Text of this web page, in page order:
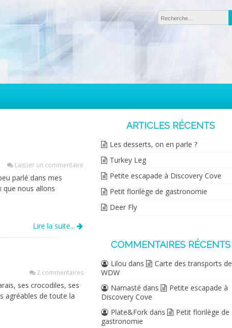
Laisser un commentaire
parlé dans mes
que nous allons
Lire la suite...
2 commentaires
ses crocodiles, ses
agréables de toute la
ARTICLES RÉCENTS
Les desserts, on en parle ?
Turkey Leg
Petite escapade à Discovery Cove
Petit florilège de gastronomie
Deer Fly
COMMENTAIRES RÉCENTS
Lilou dans
Carte des transports de
WDW
Namasté dans
Petite escapade à
Discovery Cove
Plate&Fork dans
Petit florilège de
gastronomie